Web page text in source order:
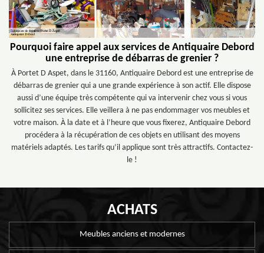
Pourquoi faire appel aux services de Antiquaire Debord
une entreprise de débarras de grenier ?
À Portet D Aspet, dans le 31160, Antiquaire Debord est une entreprise de
débarras de grenier qui a une grande expérience à son actif. Elle dispose
aussi d’une équipe très compétente qui va intervenir chez vous si vous
sollicitez ses services. Elle veillera à ne pas endommager vos meubles et
votre maison. À la date et à l’heure que vous fixerez, Antiquaire Debord
procédera à la récupération de ces objets en utilisant des moyens
matériels adaptés. Les tarifs qu’il applique sont très attractifs. Contactez-
le !
ACHATS
Meubles anciens et modernes